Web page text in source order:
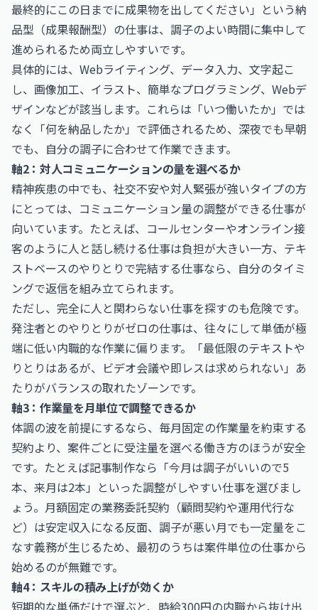
最終的にこの日までに成果物を出してください」という納
品型（成果報酬型）の仕事は、調子のよい時間に集中して
進められるため両立しやすいです。
具体的には、Webライティング、データ入力、文字起こ
し、画像加工、イラスト、簡単なプログラミング、Webデ
ザインなどが該当します。これらは「いつ働いたか」では
なく「何を納品したか」で評価されるため、深夜でも早朝
でも、自分の調子に合わせて作業できます。
軸2：対人コミュニケーションの量を選べるか
精神疾患の中でも、社交不安や対人緊張が強いタイプの方
にとっては、コミュニケーション量の調整ができる仕事が
向いています。たとえば、コールセンターやオンライン接
客のように人と話し続ける仕事は負担が大きい一方、テキ
ストベースのやりとりで完結する仕事なら、自分のタイミ
ングで返信を組み立てられます。
ただし、完全に人と関わらない仕事を探すのも危険です。
発注者とのやりとりがゼロの仕事は、往々にして単価が極
端に低い内職的な作業に偏ります。「最低限のテキストや
りとりはあるが、ビデオ会議や即レスは求められない」あ
たりがバランスの取れたゾーンです。
軸3：作業量を月単位で調整できるか
体調の波を前提にするなら、毎月固定の作業量を約束する
契約より、案件ごとに受注量を選べる働き方のほうが安全
です。たとえば記事制作なら「今月は調子がいいので5
本、来月は2本」といった調整がしやすい仕事を選びまし
ょう。月額固定の業務委託契約（顧問契約や運用代行な
ど）は安定収入になる反面、調子が悪い月でも一定量をこ
なす義務が生じるため、最初のうちは案件単位の仕事から
始めるのが無難です。
軸4：スキルの積み上げが効くか
短期的な単価だけで選ぶと、時給300円の内職から抜け出